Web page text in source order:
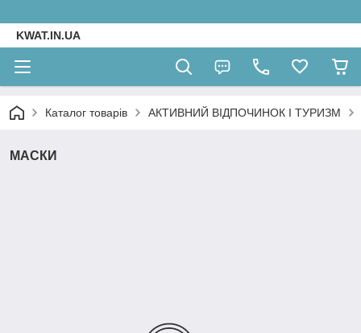
KWAT.IN.UA
Каталог товарів АКТИВНИЙ ВІДПОЧИНОК І ТУРИЗМ
МАСКИ